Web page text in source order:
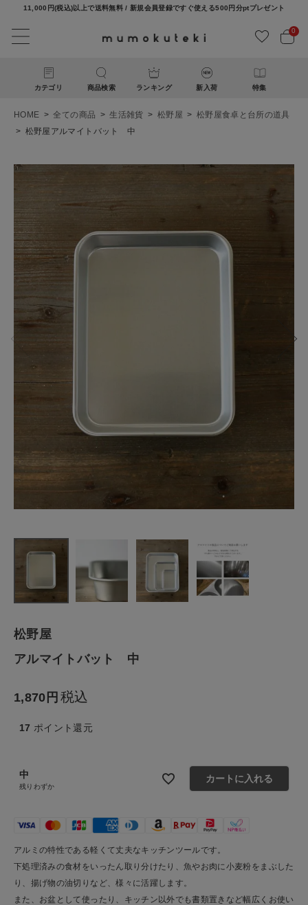
11,000円(税込)以上で送料無料 / 新規会員登録ですぐ使える500円分ptプレゼント
0
カテゴリ 商品検索 ランキング 新入荷 特集
ACCOUNT MENU
ようこそ ゲスト 様
ログイン
¥ 1,870
(税込)
ナチュラル服
ファッション雑貨
食品
ギフト
ご利用ガイド
お問い合わせ
HOME 全ての商品 生活雑貨 松野屋
松野屋食卓と台所の道具
松野屋アルマイトバット 中
松野屋
アルマイトバット 中
1,870 税込
17 ポイント還元
中
残りわずか
カートに入れる
アルミの特性である軽くて丈夫なキッチンツールです。
下処理済みの食材をいったん取り分けたり、魚やお肉に小麦粉をまぶした
り、揚げ物の油切りなど、様々に活躍します。
また、お盆として使ったり、キッチン以外でも書類置きなど幅広くお使い